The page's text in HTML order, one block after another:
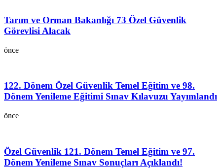
Tarım ve Orman Bakanlığı 73 Özel Güvenlik
Görevlisi Alacak
önce
122. Dönem Özel Güvenlik Temel Eğitim ve 98.
Dönem Yenileme Eğitimi Sınav Kılavuzu Yayımlandı
önce
Özel Güvenlik 121. Dönem Temel Eğitim ve 97.
Dönem Yenileme Sınav Sonuçları Açıklandı!